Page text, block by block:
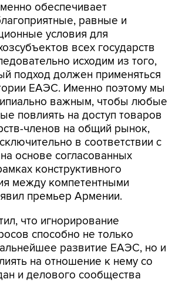
обеспечивает
равные и
условия для
всех государств
исходим из того,
подход должен применяться
ЕАЭС. Именно поэтому мы
важным, чтобы любые
повлиять на доступ товаров
членов на общий рынок,
в соответствии с
основе согласованных
конструктивного
между компетентными
премьер Армении.
что игнорирование
способно не только
развитие ЕАЭС, но и
на отношение к нему со
и делового сообщества